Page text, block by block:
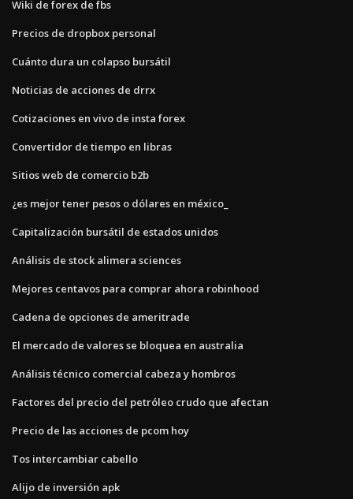
Wiki de forex de fbs
Precios de dropbox personal
Cuánto dura un colapso bursátil
Noticias de acciones de drrx
Cotizaciones en vivo de insta forex
Convertidor de tiempo en libras
Sitios web de comercio b2b
¿es mejor tener pesos o dólares en méxico_
Capitalización bursátil de estados unidos
Análisis de stock alimera sciences
Mejores centavos para comprar ahora robinhood
Cadena de opciones de ameritrade
El mercado de valores se bloquea en australia
Análisis técnico comercial cabeza y hombros
Factores del precio del petróleo crudo que afectan
Precio de las acciones de pcom hoy
Tos intercambiar cabello
Alijo de inversión apk